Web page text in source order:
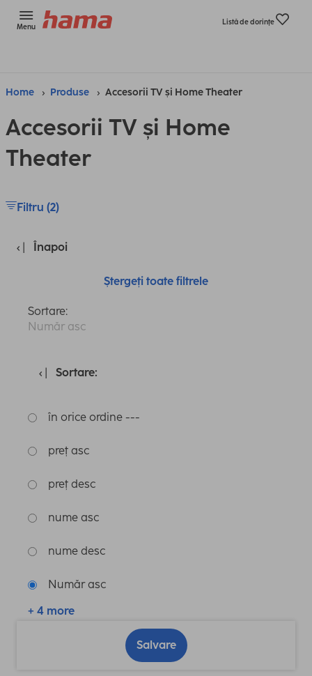
Menu
Listă de dorinţe
Home Produse Accesorii TV și Home Theater
Accesorii TV și Home
Theater
Filtru (2)
Înapoi
Ștergeți toate filtrele
Sortare:
Număr asc
Sortare:
în orice ordine ---
preț asc
preț desc
nume asc
nume desc
Număr asc
+ 4 more
Salvare